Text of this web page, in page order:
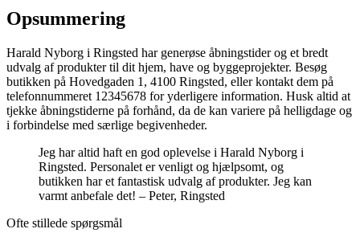
Opsummering
Harald Nyborg i Ringsted har generøse åbningstider og et bredt
udvalg af produkter til dit hjem, have og byggeprojekter. Besøg
butikken på Hovedgaden 1, 4100 Ringsted, eller kontakt dem på
telefonnummeret 12345678 for yderligere information. Husk altid at
tjekke åbningstiderne på forhånd, da de kan variere på helligdage og
i forbindelse med særlige begivenheder.
Jeg har altid haft en god oplevelse i Harald Nyborg i
Ringsted. Personalet er venligt og hjælpsomt, og
butikken har et fantastisk udvalg af produkter. Jeg kan
varmt anbefale det! – Peter, Ringsted
Ofte stillede spørgsmål